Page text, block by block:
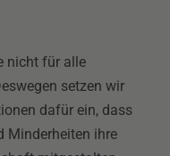
nicht für alle
setzen wir
dafür ein, dass
Minderheiten ihre